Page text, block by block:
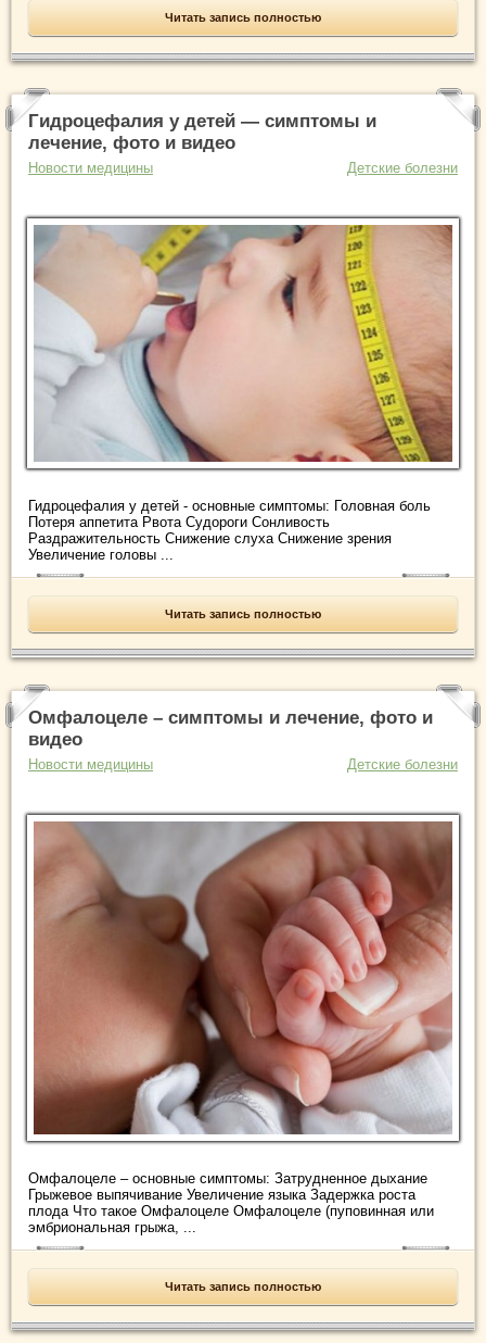
Читать запись полностью
Гидроцефалия у детей — симптомы и
лечение, фото и видео
Новости медицины Детские болезни
Гидроцефалия у детей - основные симптомы: Головная боль
Потеря аппетита Рвота Судороги Сонливость
Раздражительность Снижение слуха Снижение зрения
Увеличение головы ...
Читать запись полностью
Омфалоцеле – симптомы и лечение, фото и
видео
Новости медицины Детские болезни
Омфалоцеле – основные симптомы: Затрудненное дыхание
Грыжевое выпячивание Увеличение языка Задержка роста
плода Что такое Омфалоцеле Омфалоцеле (пуповинная или
эмбриональная грыжа, ...
Читать запись полностью